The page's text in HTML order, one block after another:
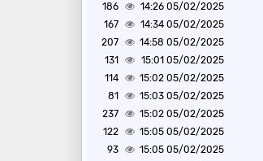
05/02/2025 14:26
186
05/02/2025 14:34
167
05/02/2025 14:58
207
05/02/2025 15:01
131
05/02/2025 15:02
114
05/02/2025 15:03
81
05/02/2025 15:02
237
05/02/2025 15:05
122
05/02/2025 15:05
93